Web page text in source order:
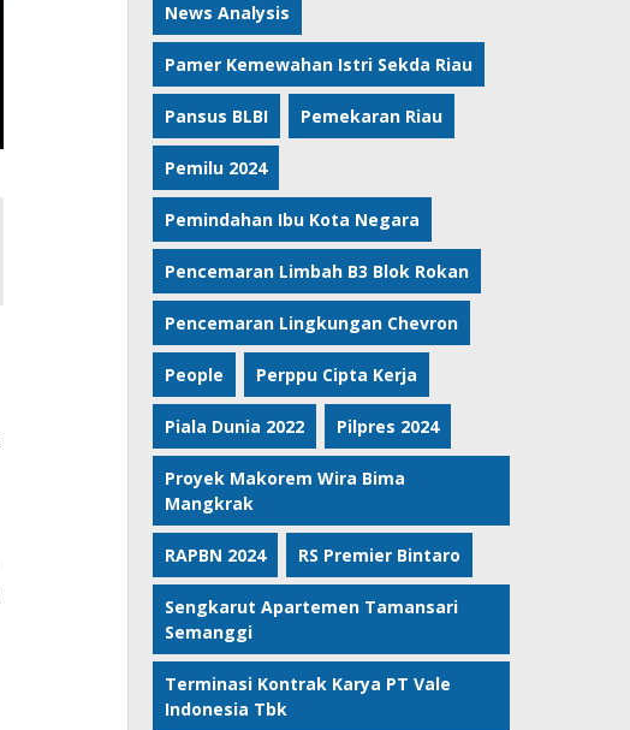
News Analysis
Pamer Kemewahan Istri Sekda Riau
Pansus BLBI Pemekaran Riau
Pemilu 2024
Pemindahan Ibu Kota Negara
Pencemaran Limbah B3 Blok Rokan
Pencemaran Lingkungan Chevron
People Perppu Cipta Kerja
Piala Dunia 2022 Pilpres 2024
Proyek Makorem Wira Bima
Mangkrak
RAPBN 2024 RS Premier Bintaro
Sengkarut Apartemen Tamansari
Semanggi
Terminasi Kontrak Karya PT Vale
Indonesia Tbk